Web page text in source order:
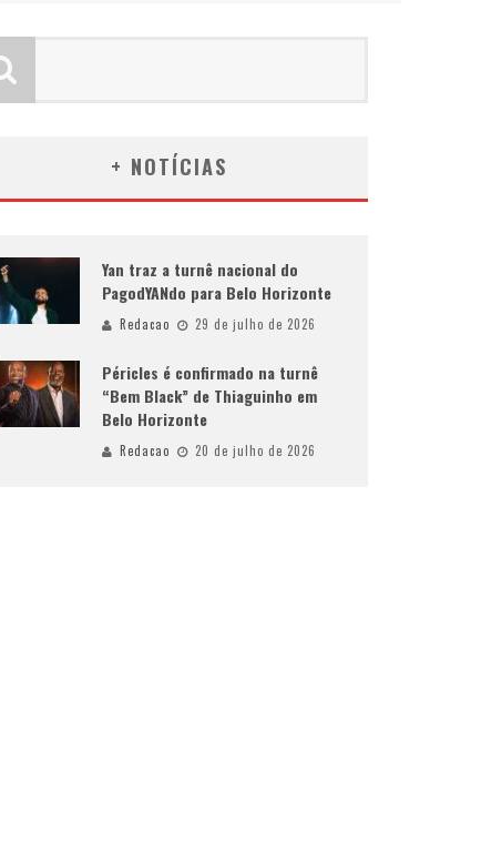
+ NOTÍCIAS
Yan traz a turnê nacional do
PagodYANdo para Belo Horizonte
Redacao 29 de julho de 2026
Péricles é confirmado na turnê
“Bem Black” de Thiaguinho em
Belo Horizonte
Redacao 20 de julho de 2026